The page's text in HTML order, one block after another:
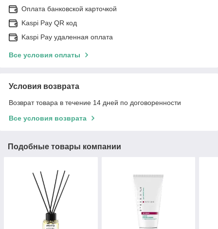
Оплата банковской карточкой
Kaspi Pay QR код
Kaspi Pay удаленная оплата
Все условия оплаты
Условия возврата
Возврат товара в течение 14 дней по договоренности
Все условия возврата
Подобные товары компании